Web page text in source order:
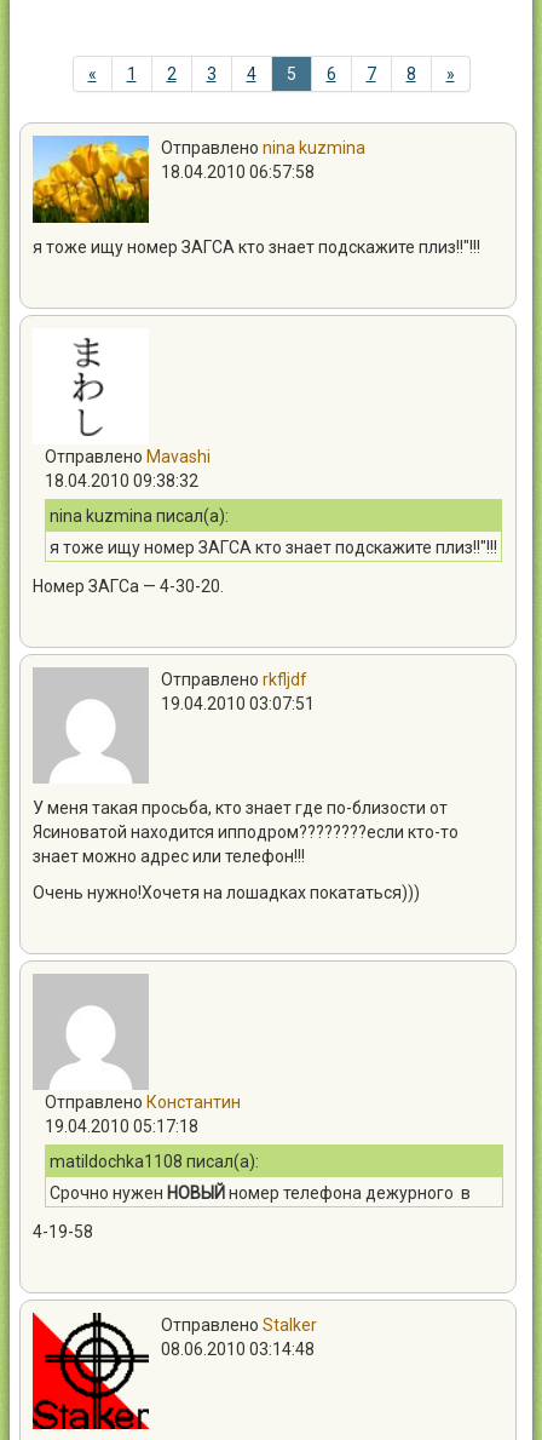
« 1 2 3 4 5 6 7 8 »
Отправлено nina kuzmina
18.04.2010 06:57:58
я тоже ищу номер ЗАГСА кто знает подскажите плиз!!"!!!
Отправлено Mavashi
18.04.2010 09:38:32
nina kuzmina писал(а):
я тоже ищу номер ЗАГСА кто знает подскажите плиз!!"!!!
Номер ЗАГСа — 4-30-20.
Отправлено rkfljdf
19.04.2010 03:07:51
У меня такая просьба, кто знает где по-близости от
Ясиноватой находится ипподром????????если кто-то
знает можно адрес или телефон!!!
Очень нужно!Хочетя на лошадках покататься)))
Отправлено Константин
19.04.2010 05:17:18
matildochka1108 писал(а):
Срочно нужен НОВЫЙ номер телефона дежурного в
всего города на отсутствие света , воды и т.д и т.п. !
4-19-58
Отправлено Stalker
08.06.2010 03:14:48